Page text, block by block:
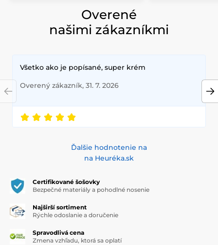
Overené
našimi zákazníkmi
Všetko ako je popísané, super krém
Overený zákazník, 31. 7. 2026
Ďalšie hodnotenie na
na Heuréka.sk
Certifikované šošovky
Bezpečné materiály a pohodlné nosenie
Najširší sortiment
Rýchle odoslanie a doručenie
Spravodlivá cena
Zmena vzhľadu, ktorá sa oplatí